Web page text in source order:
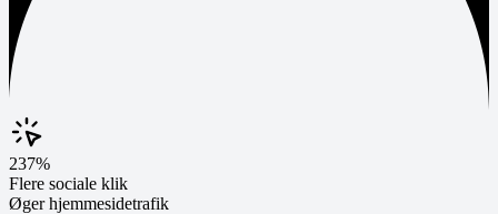
237%
Flere sociale klik
Øger hjemmesidetrafik